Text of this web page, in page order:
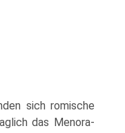
sich romische
das Menora-